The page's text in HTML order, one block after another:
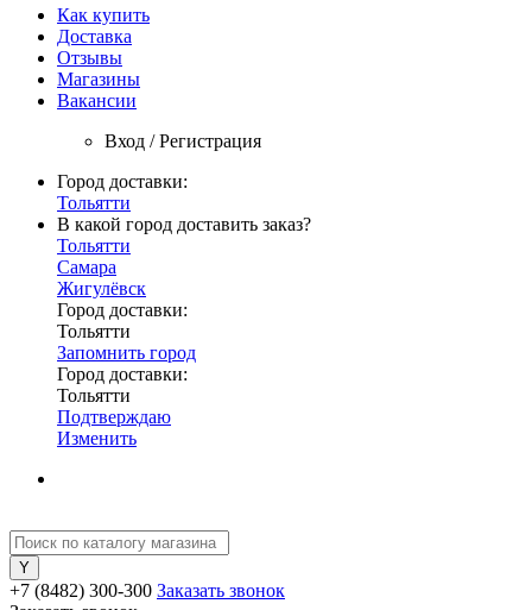
Как купить
Доставка
Отзывы
Магазины
Вакансии
Вход / Регистрация
Город доставки:
Тольятти
В какой город доставить заказ?
Тольятти
Самара
Жигулёвск
Город доставки:
Тольятти
Запомнить город
Город доставки:
Тольятти
Подтверждаю
Изменить
+7 (8482) 300-300 Заказать звонок